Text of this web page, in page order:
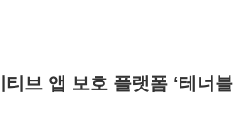
브 앱 보호 플랫폼 ‘테너블